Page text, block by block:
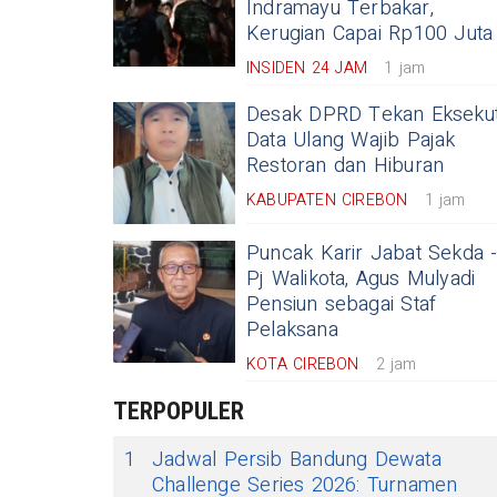
Indramayu Terbakar,
Kerugian Capai Rp100 Juta
INSIDEN 24 JAM 1 jam
Desak DPRD Tekan
Data Ulang Wajib Pajak
Restoran dan Hiburan
KABUPATEN CIREBON 1 jam
Puncak Karir Jabat Sekda -
Pj Walikota, Agus Mulyadi
Pensiun sebagai Staf
Pelaksana
KOTA CIREBON 2 jam
TERPOPULER
1
Jadwal Persib Bandung Dewata
Challenge Series 2026: Turnamen